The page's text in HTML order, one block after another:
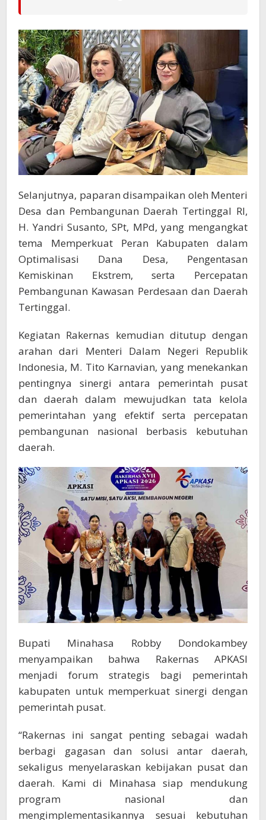
Selanjutnya, paparan disampaikan oleh Menteri
Desa dan Pembangunan Daerah Tertinggal RI,
H. Yandri Susanto, SPt, MPd, yang mengangkat
tema Memperkuat Peran Kabupaten dalam
Optimalisasi Dana Desa, Pengentasan
Kemiskinan Ekstrem, serta Percepatan
Pembangunan Kawasan Perdesaan dan Daerah
Tertinggal.
Kegiatan Rakernas kemudian ditutup dengan
arahan dari Menteri Dalam Negeri Republik
Indonesia, M. Tito Karnavian, yang menekankan
pentingnya sinergi antara pemerintah pusat
dan daerah dalam mewujudkan tata kelola
pemerintahan yang efektif serta percepatan
pembangunan nasional berbasis kebutuhan
daerah.
Bupati Minahasa Robby Dondokambey
menyampaikan bahwa Rakernas APKASI
menjadi forum strategis bagi pemerintah
kabupaten untuk memperkuat sinergi dengan
pemerintah pusat.
“Rakernas ini sangat penting sebagai wadah
berbagi gagasan dan solusi antar daerah,
sekaligus menyelaraskan kebijakan pusat dan
daerah. Kami di Minahasa siap mendukung
program nasional dan
mengimplementasikannya sesuai kebutuhan